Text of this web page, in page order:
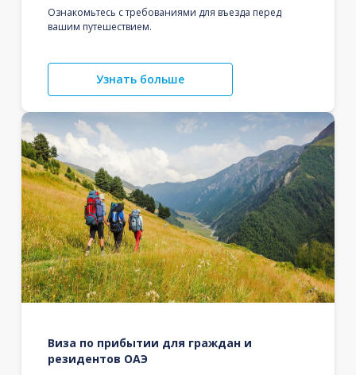
Ознакомьтесь с требованиями для въезда перед
вашим путешествием.
Узнать больше
Виза по прибытии для граждан и
резидентов ОАЭ